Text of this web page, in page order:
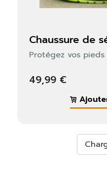
chaussure de
Protégez vos pieds
49,99 €